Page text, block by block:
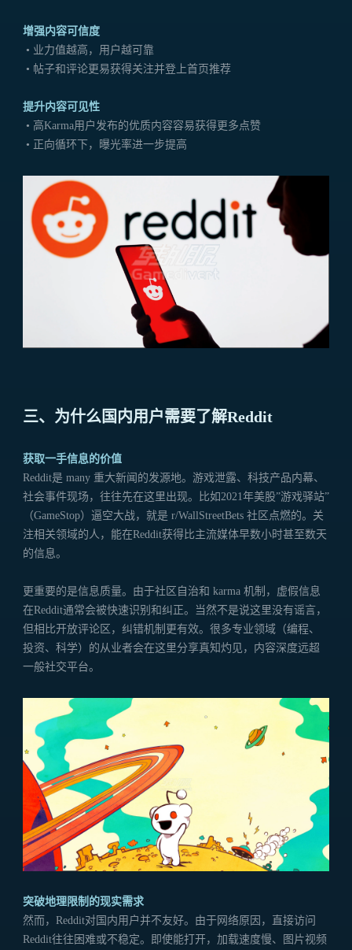
增强内容可信度
• 业力值越高，用户越可靠
• 帖子和评论更易获得关注并登上首页推荐
提升内容可见性
• 高Karma用户发布的优质内容容易获得更多点赞
• 正向循环下，曝光率进一步提高
三、为什么国内用户需要了解Reddit
获取一手信息的价值
Reddit是 many 重大新闻的发源地。游戏泄露、科技产品内幕、
社会事件现场，往往先在这里出现。比如2021年美股”游戏驿站”
（GameStop）逼空大战，就是 r/WallStreetBets 社区点燃的。关
注相关领域的人，能在Reddit获得比主流媒体早数小时甚至数天
的信息。
更重要的是信息质量。由于社区自治和 karma 机制，虚假信息
在Reddit通常会被快速识别和纠正。当然不是说这里没有谣言，
但相比开放评论区，纠错机制更有效。很多专业领域（编程、
投资、科学）的从业者会在这里分享真知灼见，内容深度远超
一般社交平台。
突破地理限制的现实需求
然而，Reddit对国内用户并不友好。由于网络原因，直接访问
Reddit往往困难或不稳定。即使能打开，加载速度慢、图片视频